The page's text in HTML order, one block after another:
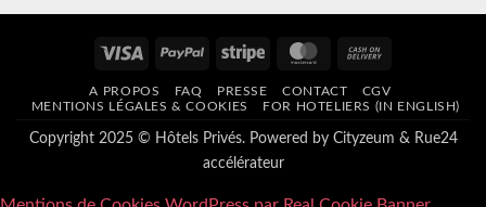
Visa PayPal Stripe MasterCard
Delivery
A PROPOS FAQ PRESSE CONTACT
CGV
MENTIONS LÉGALES & COOKIES
FOR HOTELIERS (IN ENGLISH)
Copyright 2025 © Hôtels Privés. Powered by Cityzeum & Rue24
accélérateur